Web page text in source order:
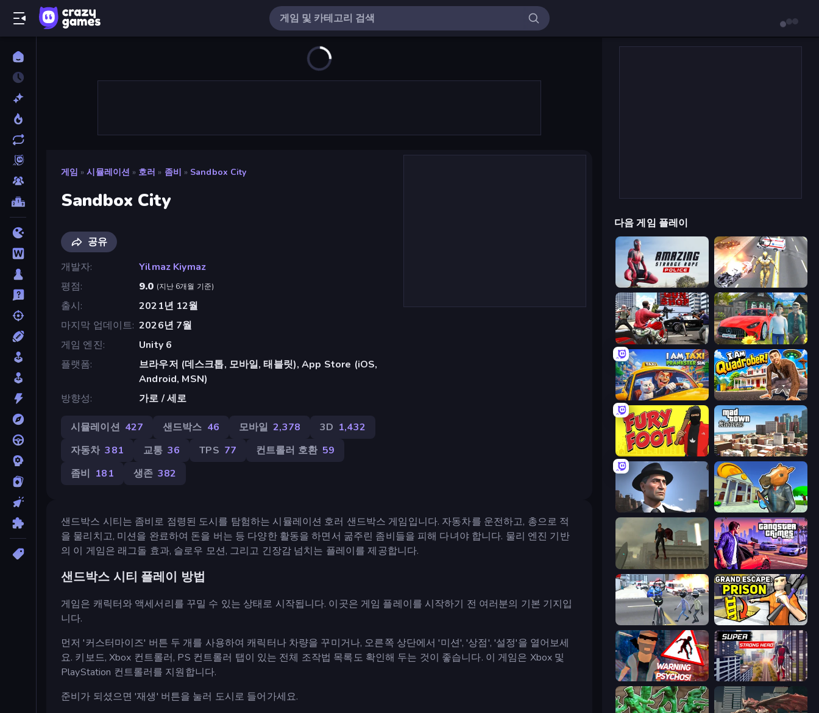
게임 » 시뮬레이션 » 호러 » 좀비 » Sandbox City
Sandbox City
공유
개발자
Yilmaz Kiymaz
평점
9.0 (지난 6개월 기준)
출시
2021년 12월
마지막 업데이트 2026년 7월
게임 엔진
Unity 6
플랫폼
브라우저 (데스크톱, 모바일, 태블릿), App Store (iOS,
Android, MSN)
방향성
가로 / 세로
시뮬레이션 427 샌드박스 46 모바일 2,378 3D 1,432
자동차 381 교통 36 TPS 77 컨트롤러 호환 59
좀비 181 생존 382
샌드박스 시티는 좀비로 점령된 도시를 탐험하는 시뮬레이션 호러 샌드박스 게임입니다. 자동차를 운전하고, 총으로 적
을 물리치고, 미션을 완료하여 돈을 버는 등 다양한 활동을 하면서 굶주린 좀비들을 피해 다녀야 합니다. 물리 엔진 기반
의 이 게임은 래그돌 효과, 슬로우 모션, 그리고 긴장감 넘치는 플레이를 제공합니다.
샌드박스 시티 플레이 방법
게임은 캐릭터와 액세서리를 꾸밀 수 있는 상태로 시작됩니다. 이곳은 게임 플레이를 시작하기 전 여러분의 기본 기지입
니다.
먼저 '커스터마이즈' 버튼 두 개를 사용하여 캐릭터나 차량을 꾸미거나, 오른쪽 상단에서 '미션', '상점', '설정'을 열어보세
요. 키보드, Xbox 컨트롤러, PS 컨트롤러 탭이 있는 전체 조작법 목록도 확인해 두는 것이 좋습니다. 이 게임은 Xbox 및
PlayStation 컨트롤러를 지원합니다.
준비가 되셨으면 '재생' 버튼을 눌러 도시로 들어가세요.
다음 게임 플레이
Amazing Strange Rope Police
Grand Action Simulator: New York Speedboy: History with Grandfather
I Am Taxi Prankster Sim I Am Quadrober!
Fury Foot Mad Town Andreas: Mafia Storie
Downtown 1930s Mafia Bank Robbery 3
The Superman - Theme is Aliens Gangster Crimes Online 6: Mafia City
Amazing Crime Strange Stickman Grand Escape: Prison
City of Psychos Super Strong Hero